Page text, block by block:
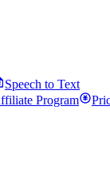
Speech to Text
Program